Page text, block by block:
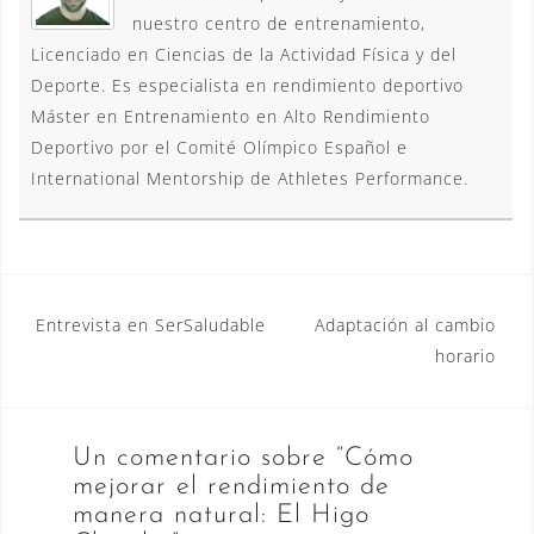
nuestro centro de entrenamiento,
Licenciado en Ciencias de la Actividad Física y del
Deporte. Es especialista en rendimiento deportivo
Máster en Entrenamiento en Alto Rendimiento
Deportivo por el Comité Olímpico Español e
International Mentorship de Athletes Performance.
Navegación
Entrevista en SerSaludable
Adaptación al cambio
horario
Un comentario sobre “Cómo
mejorar el rendimiento de
manera natural: El Higo